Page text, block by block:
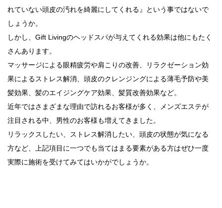
れていない頭皮の汚れを綺麗にしてくれる』という事ではないで
しょうか。
しかし、Gift Livingのヘッドスパが与えてくれる効果は他にもたく
さんあります。
マッサージによる眼精疲労や肩こりの改善、リラクゼーション効
果によるストレス解消、頭皮のクレンジングによる薄毛予防や美
髪効果、髪のエイジングケア効果、髪質改善効果など。
近年ではさまざまな理由で訪れるお客様が多く、メンズエステが
注目される中、男性のお客様も増えてきました。
リラックスしたい、ストレス解消したい、頭皮の状態が気になる
方など、上記項目に一つでも当てはまる要素がある方はぜひ一度
実際に施術を受けてみてはいかがでしょうか。